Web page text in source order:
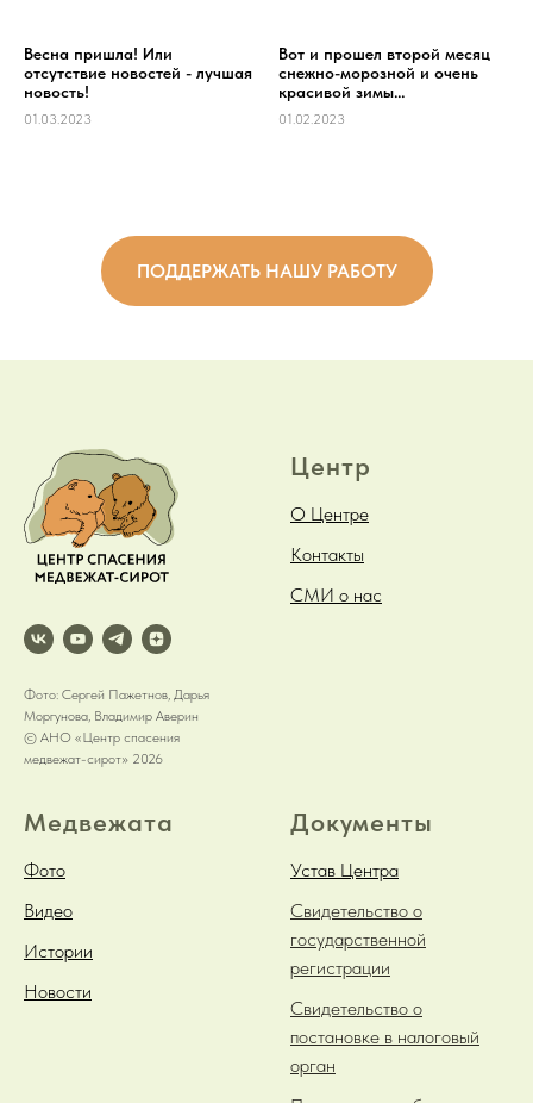
Весна пришла! Или
отсутствие новостей - лучшая
новость!
01.03.2023
Вот и прошел второй месяц
снежно-морозной и очень
красивой зимы…
01.02.2023
ПОДДЕРЖАТЬ НАШУ РАБОТУ
Фото: Сергей Пажетнов, Дарья
Моргунова, Владимир Аверин
© АНО «Центр спасения
медвежат-сирот» 2026
Центр
О Центре
Контакты
СМИ о нас
Медвежата
Фото
Видео
Истории
Новости
Документы
Устав Центра
Свидетельство о
государственной
регистрации
Свидетельство о
постановке в налоговый
орган